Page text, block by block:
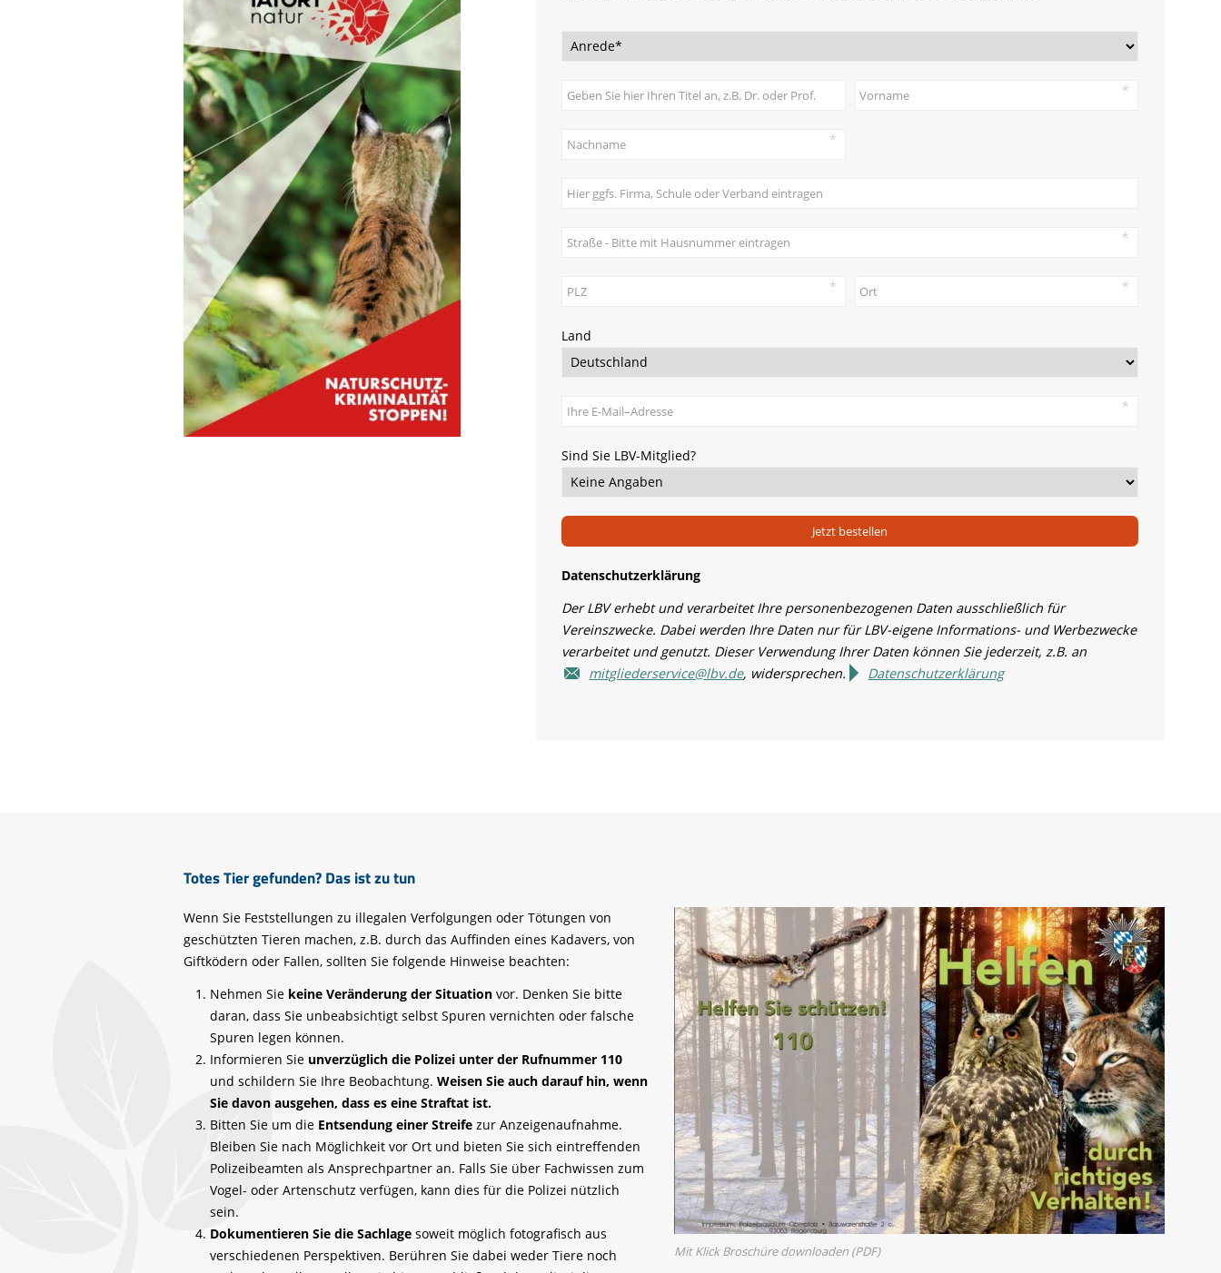
Land
Sind Sie LBV-Mitglied?
Jetzt bestellen
Datenschutzerklärung
Der LBV erhebt und verarbeitet Ihre personenbezogenen Daten ausschließlich für
Vereinszwecke. Dabei werden Ihre Daten nur für LBV-eigene Informations- und Werbezwecke
verarbeitet und genutzt. Dieser Verwendung Ihrer Daten können Sie jederzeit, z.B. an
mitgliederservice@lbv.de, widersprechen. Datenschutzerklärung
Totes Tier gefunden? Das ist zu tun
Mit Klick Broschüre downloaden (PDF)
Wenn Sie Feststellungen zu illegalen Verfolgungen oder Tötungen von
geschützten Tieren machen, z.B. durch das Auffinden eines Kadavers, von
Giftködern oder Fallen, sollten Sie folgende Hinweise beachten:
Nehmen Sie keine Veränderung der Situationvor. Denken Sie bitte
daran, dass Sie unbeabsichtigt selbst Spuren vernichten oder falsche
Spuren legen können.
Informieren Sieunverzüglich die Polizei unter der Rufnummer 110
und schildern Sie Ihre Beobachtung. Weisen Sie auch darauf hin, wenn
Sie davon ausgehen, dass es eine Straftat ist.
Bitten Sie um die Entsendung einer Streifezur Anzeigenaufnahme.
Bleiben Sie nach Möglichkeit vor Ort und bieten Sie sich eintreffenden
Polizeibeamten als Ansprechpartner an. Falls Sie über Fachwissen zum
Vogel- oder Artenschutz verfügen, kann dies für die Polizei nützlich
sein.
Dokumentieren Sie die Sachlagesoweit möglich fotografisch aus
verschiedenen Perspektiven. Berühren Sie dabei weder Tiere noch